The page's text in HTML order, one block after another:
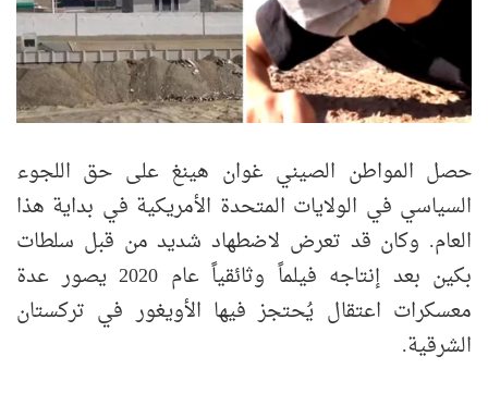
حصل المواطن الصيني غوان هينغ على حق اللجوء
السياسي في الولايات المتحدة الأمريكية في بداية هذا
العام. وكان قد تعرض لاضطهاد شديد من قبل سلطات
بكين بعد إنتاجه فيلماً وثائقياً عام 2020 يصور عدة
معسكرات اعتقال يُحتجز فيها الأويغور في تركستان
الشرقية.